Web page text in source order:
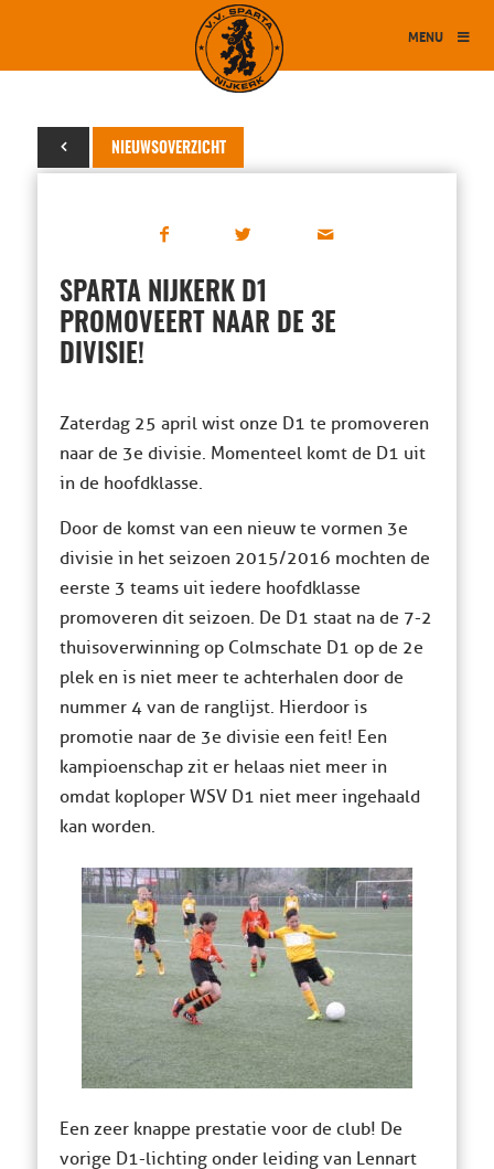
MENU
NIEUWSOVERZICHT
27 april 2015
SPARTA NIJKERK D1
PROMOVEERT NAAR DE 3E
DIVISIE!
Zaterdag 25 april wist onze D1 te promoveren
naar de 3e divisie. Momenteel komt de D1 uit
in de hoofdklasse.
Door de komst van een nieuw te vormen 3e
divisie in het seizoen 2015/2016 mochten de
eerste 3 teams uit iedere hoofdklasse
promoveren dit seizoen. De D1 staat na de 7-2
thuisoverwinning op Colmschate D1 op de 2e
plek en is niet meer te achterhalen door de
nummer 4 van de ranglijst. Hierdoor is
promotie naar de 3e divisie een feit! Een
kampioenschap zit er helaas niet meer in
omdat koploper WSV D1 niet meer ingehaald
kan worden.
Een zeer knappe prestatie voor de club! De
vorige D1-lichting onder leiding van Lennart